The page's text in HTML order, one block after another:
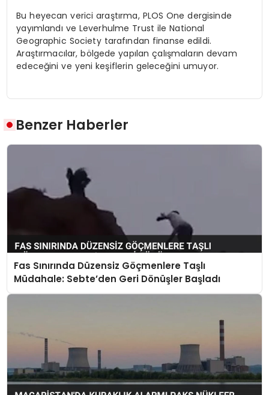
Bu heyecan verici araştırma, PLOS One dergisinde
yayımlandı ve Leverhulme Trust ile National
Geographic Society tarafından finanse edildi.
Araştırmacılar, bölgede yapılan çalışmaların devam
edeceğini ve yeni keşiflerin geleceğini umuyor.
Benzer Haberler
Fas Sınırında Düzensiz Göçmenlere Taşlı
Müdahale: Sebte’den Geri Dönüşler Başladı